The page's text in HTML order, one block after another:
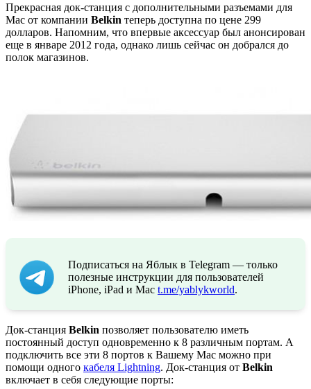
Прекрасная док-станция с дополнительными разъемами для
Mac от компании Belkin теперь доступна по цене 299
долларов. Напомним, что впервые аксессуар был анонсирован
еще в январе 2012 года, однако лишь сейчас он добрался до
полок магазинов.
Подписаться на Яблык в Telegram — только
полезные инструкции для пользователей
iPhone, iPad и Mac t.me/yablykworld.
Док-станция Belkin позволяет пользователю иметь
постоянный доступ одновременно к 8 различным портам. А
подключить все эти 8 портов к Вашему Mac можно при
помощи одного кабеля Lightning. Док-станция от Belkin
включает в себя следующие порты: